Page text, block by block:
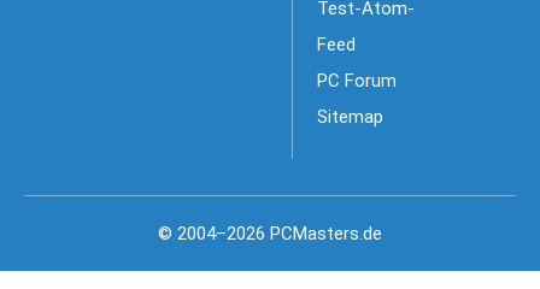
Test-Atom-
Feed
PC Forum
Sitemap
© 2004–2026 PCMasters.de